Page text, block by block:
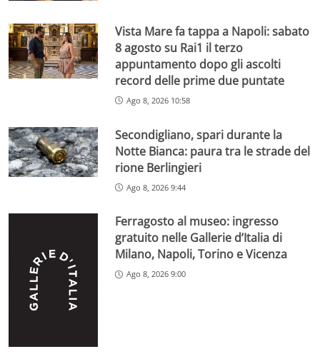
Vista Mare fa tappa a Napoli: sabato
8 agosto su Rai1 il terzo
appuntamento dopo gli ascolti
record delle prime due puntate
Ago 8, 2026 10:58
Secondigliano, spari durante la
Notte Bianca: paura tra le strade del
rione Berlingieri
Ago 8, 2026 9:44
Ferragosto al museo: ingresso
gratuito nelle Gallerie d’Italia di
Milano, Napoli, Torino e Vicenza
Ago 8, 2026 9:00